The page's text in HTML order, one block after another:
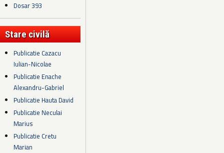
Dosar 393
Stare civilă
Publicatie Cazacu
Iulian-Nicolae
Publicatie Enache
Alexandru-Gabriel
Publicatie Hauta David
Publicatie Neculai
Marius
Publicatie Cretu
Marian